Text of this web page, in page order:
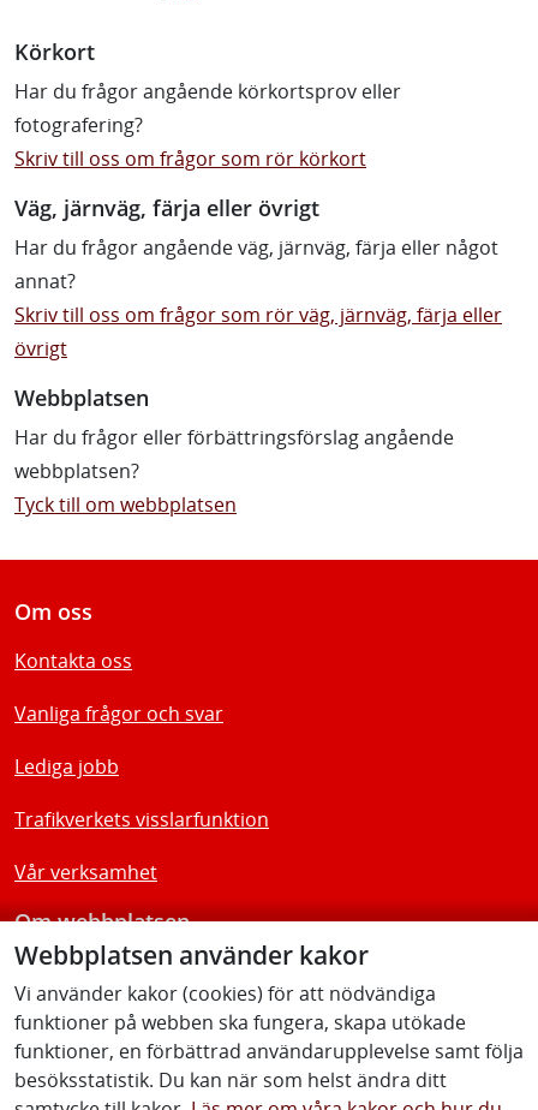
Webbplatsen använder kakor
Vi använder kakor (cookies) för att nödvändiga
funktioner på webben ska fungera, skapa utökade
funktioner, en förbättrad användarupplevelse samt följa
besöksstatistik. Du kan när som helst ändra ditt
Körkort
Har du frågor angående körkortsprov eller
fotografering?
Skriv till oss om frågor som rör körkort
Väg, järnväg, färja eller övrigt
Har du frågor angående väg, järnväg, färja eller något
annat?
Skriv till oss om frågor som rör väg, järnväg, färja eller
övrigt
Webbplatsen
Har du frågor eller förbättringsförslag angående
webbplatsen?
Tyck till om webbplatsen
Om oss
Kontakta oss
Vanliga frågor och svar
Lediga jobb
Trafikverkets visslarfunktion
Vår verksamhet
Om webbplatsen
Tillgänglighetsredogörelse
Följ oss